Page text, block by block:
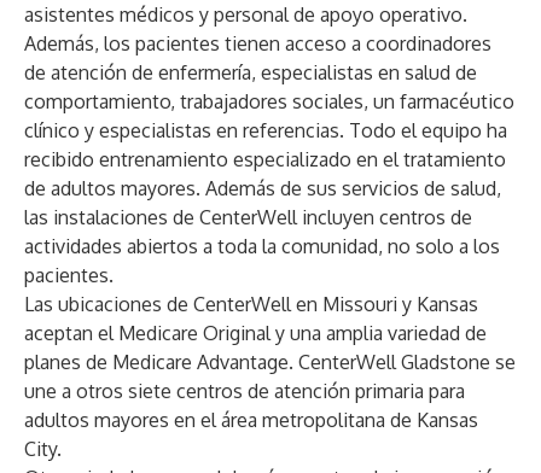
asistentes médicos y personal de apoyo operativo.
Además, los pacientes tienen acceso a coordinadores
de atención de enfermería, especialistas en salud de
comportamiento, trabajadores sociales, un farmacéutico
clínico y especialistas en referencias. Todo el equipo ha
recibido entrenamiento especializado en el tratamiento
de adultos mayores. Además de sus servicios de salud,
las instalaciones de CenterWell incluyen centros de
actividades abiertos a toda la comunidad, no solo a los
pacientes.
Las ubicaciones de CenterWell en Missouri y Kansas
aceptan el Medicare Original y una amplia variedad de
planes de Medicare Advantage. CenterWell Gladstone se
une a otros siete centros de atención primaria para
adultos mayores en el área metropolitana de Kansas
City.